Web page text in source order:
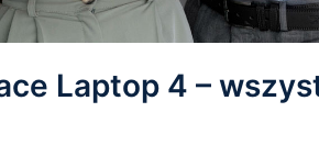
Laptop 4 –